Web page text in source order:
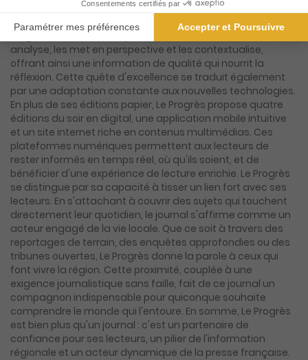
l'actualité locale, nationale et internationale, répondant
ainsi aux attentes d'un lectorat diversifié et exigeant. Le
Progrès ne se contente pas de relater les faits ; il les
analyse, les met en perspective et les contextualise,
offrant ainsi une information de qualité qui nourrit la
réflexion. Cette quête d'excellence se traduit également
par une adaptation constante aux nouvelles technologies.
En plus de ses éditions papier, Le Progrès propose quatre
éditions du soir en digital, une application mobile intuitive
et un site internet riche en contenus multimédias. Ces
plateformes numériques permettent aux lecteurs de
rester informés en temps réel, où qu'ils soient, et de
bénéficier d'une expérience de lecture enrichie. Le Progrès
se distingue par sa capacité à tisser un lien fort avec ses
lecteurs. En s'attachant à couvrir des sujets qui touchent
directement leur quotidien, le journal s'affirme comme un
acteur engagé de la vie locale. Que ce soit à travers des
reportages de terrain, des enquêtes approfondies ou des
tribunes ouvertes, Le Progrès donne la parole à ceux qui
font vivre la région. Cette proximité, couplée à une
exigence journalistique sans faille, fait de ce journal un
compagnon indispensable pour quiconque souhaite
comprendre le monde qui l'entoure. En somme, Le Progrès
est bien plus qu'un journal : c'est un partenaire de
confiance pour ses lecteurs, un pilier de l'information
régionale et un acteur dynamique de la presse française.